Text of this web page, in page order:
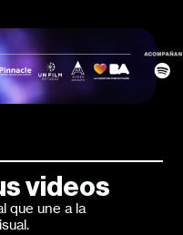
videos
que une a la